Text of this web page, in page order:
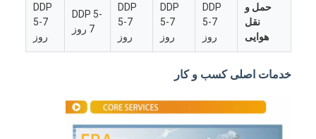
حمل و
نقل
هوایی
DDP
5-7
روز
DDP
5-7
روز
DDP
5-7
روز
DDP 5-
7 روز
DDP
5-7
روز
خدمات اصلی کسب و کار